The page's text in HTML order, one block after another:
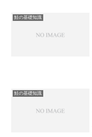
鮭の基礎知識
鮭の基礎知識